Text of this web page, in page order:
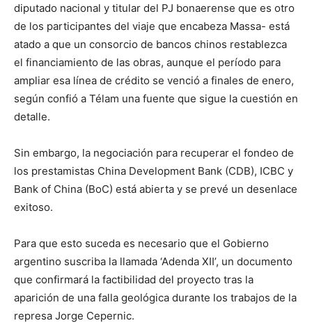
diputado nacional y titular del PJ bonaerense que es otro
de los participantes del viaje que encabeza Massa- está
atado a que un consorcio de bancos chinos restablezca
el financiamiento de las obras, aunque el período para
ampliar esa línea de crédito se venció a finales de enero,
según confió a Télam una fuente que sigue la cuestión en
detalle.
Sin embargo, la negociación para recuperar el fondeo de
los prestamistas China Development Bank (CDB), ICBC y
Bank of China (BoC) está abierta y se prevé un desenlace
exitoso.
Para que esto suceda es necesario que el Gobierno
argentino suscriba la llamada ‘Adenda XII’, un documento
que confirmará la factibilidad del proyecto tras la
aparición de una falla geológica durante los trabajos de la
represa Jorge Cepernic.